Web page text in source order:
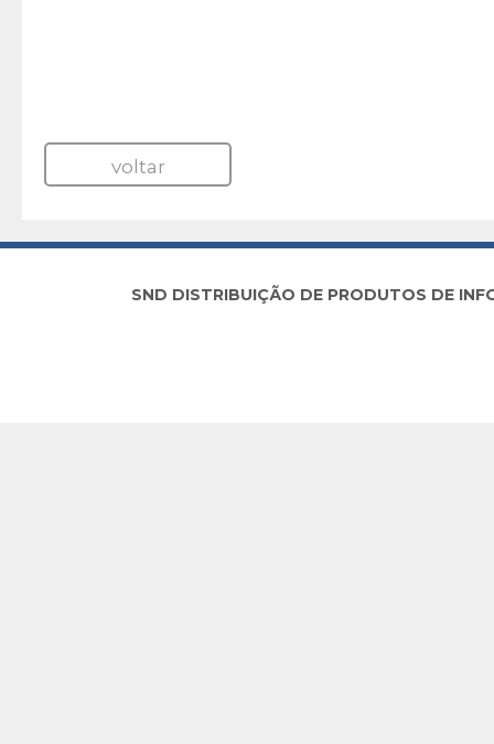
voltar
SND DISTRIBUIÇÃO DE PRODUTOS DE